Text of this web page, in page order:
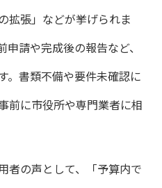
拡張」などが挙げられま
請や完成後の報告など、
。書類不備や要件未確認に
前に市役所や専門業者に相
者の声として、「予算内で